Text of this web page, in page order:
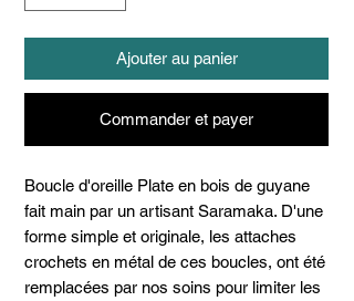
Ajouter au panier
Commander et payer
Boucle d'oreille Plate en bois de guyane
fait main par un artisant Saramaka. D'une
forme simple et originale, les attaches
crochets en métal de ces boucles, ont été
remplacées par nos soins pour limiter les